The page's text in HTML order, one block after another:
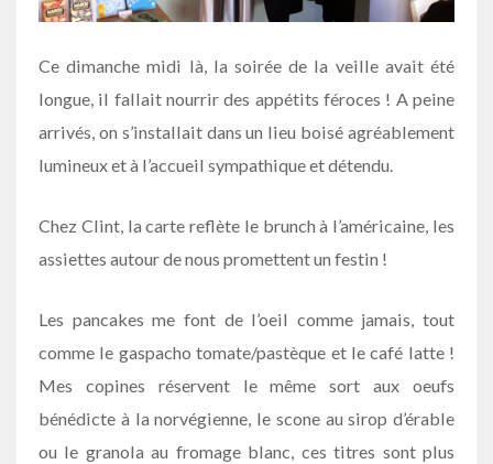
Ce dimanche midi là, la soirée de la veille avait été
longue, il fallait nourrir des appétits féroces ! A peine
arrivés, on s’installait dans un lieu boisé agréablement
lumineux et à l’accueil sympathique et détendu.
Chez Clint, la carte reflète le brunch à l’américaine, les
assiettes autour de nous promettent un festin !
Les pancakes me font de l’oeil comme jamais, tout
comme le gaspacho tomate/pastèque et le café latte !
Mes copines réservent le même sort aux oeufs
bénédicte à la norvégienne, le scone au sirop d’érable
ou le granola au fromage blanc, ces titres sont plus